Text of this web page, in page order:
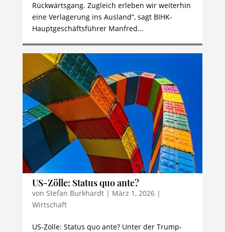
Rückwärtsgang. Zugleich erleben wir weiterhin
eine Verlagerung ins Ausland“, sagt BIHK-
Hauptgeschäftsführer Manfred...
US-Zölle: Status quo ante?
von Stefan Burkhardt| März 1, 2026|
Wirtschaft
US-Zölle: Status quo ante? Unter der Trump-